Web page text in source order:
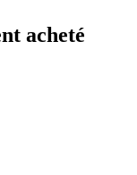
acheté